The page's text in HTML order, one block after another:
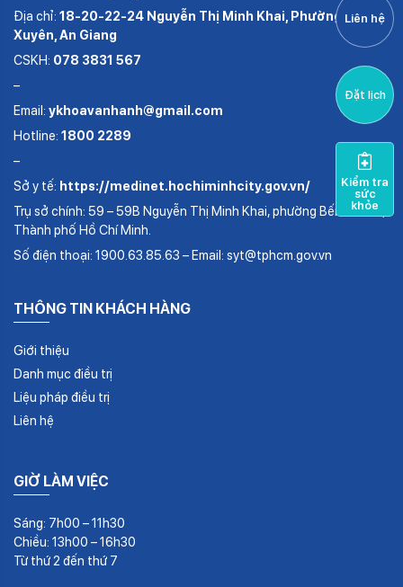
Địa chỉ: 18-20-22-24 Nguyễn Thị Minh Khai, Phường Long
Xuyên, An Giang
CSKH: 078 3831 567
–
Email: ykhoavanhanh@gmail.com
Hotline: 1800 2289
–
Sở y tế: https://medinet.hochiminhcity.gov.vn/
Trụ sở chính: 59 – 59B Nguyễn Thị Minh Khai, phường Bến Thành,
Thành phố Hồ Chí Minh.
Số điện thoại: 1900.63.85.63 – Email: syt@tphcm.gov.vn
THÔNG TIN KHÁCH HÀNG
Giới thiệu
Danh mục điều trị
Liệu pháp điều trị
Liên hệ
GIỜ LÀM VIỆC
Sáng: 7h00 – 11h30
Chiều: 13h00 – 16h30
Từ thứ 2 đến thứ 7
Liên hệ
Đặt lịch
Kiểm tra
sức
khỏe